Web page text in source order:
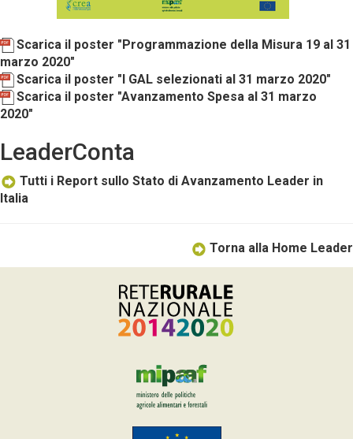
Scarica il poster "Programmazione della Misura 19 al 31
marzo 2020"
Scarica il poster "I GAL selezionati al 31 marzo 2020"
Scarica il poster "Avanzamento Spesa al 31 marzo
2020"
LeaderConta
Tutti i Report sullo Stato di Avanzamento Leader in
Italia
Torna alla Home Leader